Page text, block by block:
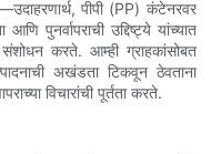
पीपी (PP) कंटेनरवर
पुनर्वापराची उद्दिष्ट्ये यांच्यात
करते. आम्ही ग्राहकांसोबत
अखंडता टिकवून ठेवताना
विचारांची पूर्तता करते.